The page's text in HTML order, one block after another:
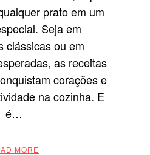
prato em um
Seja em
clássicas ou em
as receitas
corações e
na cozinha. E
é…
MORE